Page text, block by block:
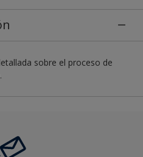
sobre el proceso de